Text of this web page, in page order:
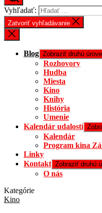
Vyhľadať:
Zatvoriť vyhľadávanie
Blog Zobraziť druhú
Rozhovory
Hudba
Miesta
Kino
Knihy
História
Umenie
Kalendár udalostí
Kalendár
Program kina
Linky
Kontakt Zobraziť druhú
O nás
Kategórie
Kino